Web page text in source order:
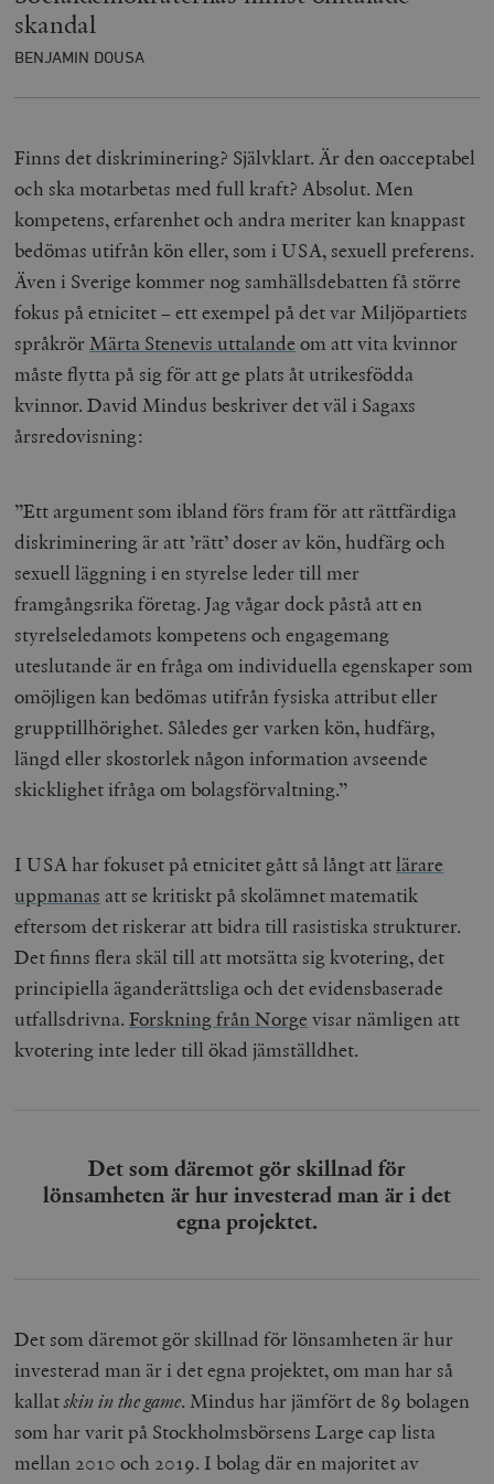
skandal
BENJAMIN DOUSA
Finns det diskriminering? Självklart. Är den oacceptabel
och ska motarbetas med full kraft? Absolut. Men
kompetens, erfarenhet och andra meriter kan knappast
bedömas utifrån kön eller, som i USA, sexuell preferens.
Även i Sverige kommer nog samhällsdebatten få större
fokus på etnicitet – ett exempel på det var Miljöpartiets
språkrörMärta Stenevis uttalande om att vita kvinnor
måste flytta på sig för att ge plats åt utrikesfödda
kvinnor. David Mindus beskriver det väl i Sagaxs
årsredovisning:
”Ett argument som ibland förs fram för att rättfärdiga
diskriminering är att ’rätt’ doser av kön, hudfärg och
sexuell läggning i en styrelse leder till mer
framgångsrika företag. Jag vågar dock påstå att en
styrelseledamots kompetens och engagemang
uteslutande är en fråga om individuella egenskaper som
omöjligen kan bedömas utifrån fysiska attribut eller
grupptillhörighet. Således ger varken kön, hudfärg,
längd eller skostorlek någon information avseende
skicklighet ifråga om bolagsförvaltning.”
I USA har fokuset på etnicitet gått så långt attlärare
uppmanas att se kritiskt på skolämnet matematik
eftersom det riskerar att bidra till rasistiska strukturer.
Det finns flera skäl till att motsätta sig kvotering, det
principiella äganderättsliga och det evidensbaserade
utfallsdrivna.Forskning från Norge visar nämligen att
kvotering inte leder till ökad jämställdhet.
Det som däremot gör skillnad för
lönsamheten är hur investerad man är i det
egna projektet.
Det som däremot gör skillnad för lönsamheten är hur
investerad man är i det egna projektet, om man har så
kallatskin in the game. Mindus har jämfört de 89 bolagen
som har varit på Stockholmsbörsens Large cap lista
mellan 2010 och 2019. I bolag där en majoritet av